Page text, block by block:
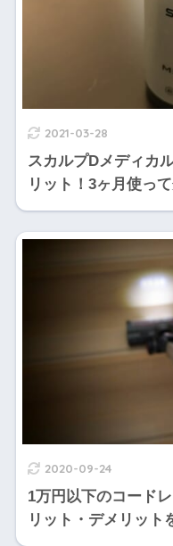
2021-03-28
スカルプDメディカ
リット！3ヶ月使っ
2020-09-24
1万円以下のコード
リット・デメリット